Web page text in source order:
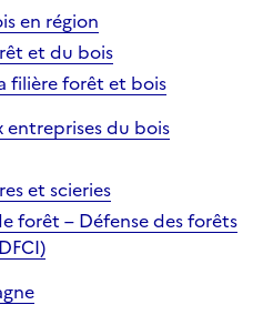
en région
et du bois
filière forêt et bois
entreprises du bois
et scieries
forêt – Défense des forêts